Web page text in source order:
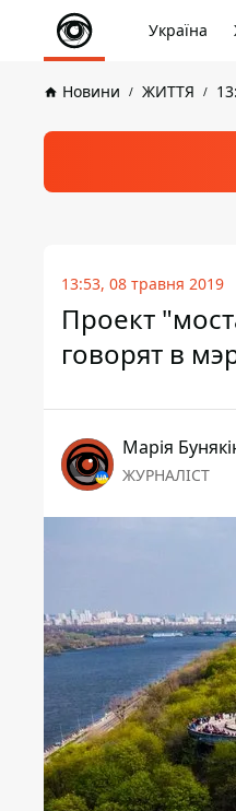
Україна
Новини ЖИТТЯ
13:53, 08 травня 2019
Проект
говорят в
Марія
ЖУРНАЛІСТ